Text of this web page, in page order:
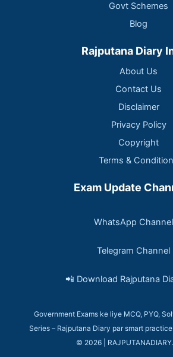
Govt Schemes
Blog
Rajputana Diary
About Us
Contact Us
Disclaimer
Privacy Policy
Copyright
Terms &
Exam Update
WhatsApp Channel
Telegram Channel
📲 Download Rajputana
Government Exams ke liye MCQ, PYQ,
Series – Rajputana Diary par smart
© 2026 |